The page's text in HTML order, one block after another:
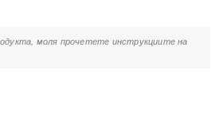
моля прочетете инструкциите на